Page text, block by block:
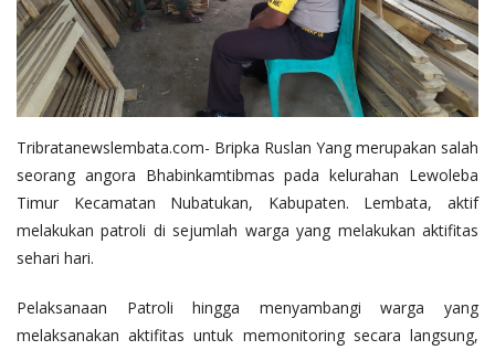
Tribratanewslembata.com- Bripka Ruslan Yang merupakan salah
seorang angora Bhabinkamtibmas pada kelurahan Lewoleba
Timur Kecamatan Nubatukan, Kabupaten. Lembata, aktif
melakukan patroli di sejumlah warga yang melakukan aktifitas
sehari hari.
Pelaksanaan Patroli hingga menyambangi warga yang
melaksanakan aktifitas untuk memonitoring secara langsung,